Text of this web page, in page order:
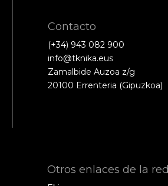
Contacto
(+34) 943 082 900
info@tknika.eus
Zamalbide Auzoa z/g
20100 Errenteria (Gipuzkoa)
Otros enlaces de la red